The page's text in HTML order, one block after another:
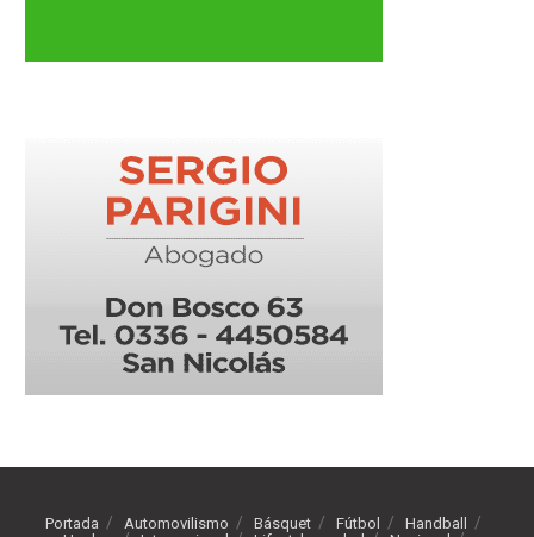
Portada Automovilismo Básquet Fútbol
Handball